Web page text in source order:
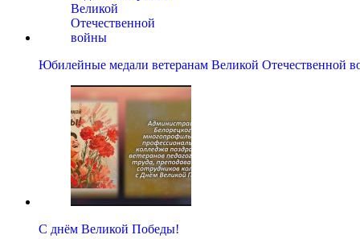
Юбилейные медали ветеранам Великой Отечественной
С днём Великой Победы!